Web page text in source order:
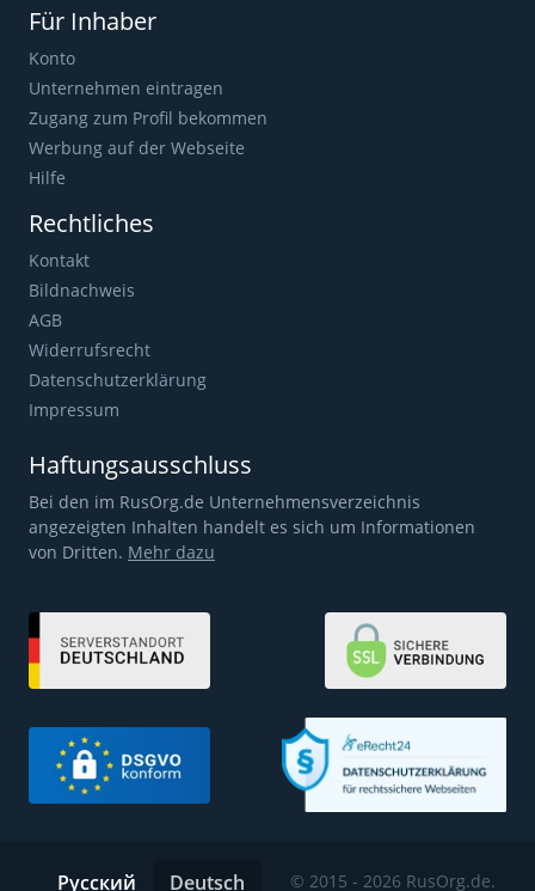
Für Inhaber
Konto
Unternehmen eintragen
Zugang zum Profil bekommen
Werbung auf der Webseite
Hilfe
Rechtliches
Kontakt
Bildnachweis
AGB
Widerrufsrecht
Datenschutzerklärung
Impressum
Haftungsausschluss
Bei den im RusOrg.de Unternehmensverzeichnis
angezeigten Inhalten handelt es sich um Informationen
von Dritten. Mehr dazu
© 2015 - 2026 RusOrg.de.
Русский Deutsch